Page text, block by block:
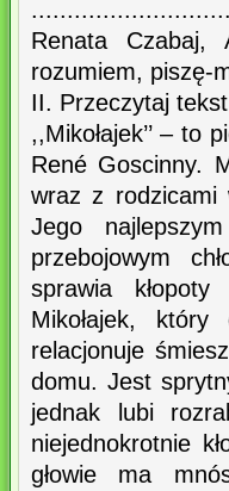
Renata Czabaj,
rozumiem, piszę-
II. Przeczytaj
,,Mikołajek’’ –
René Goscinny.
wraz z rodzicami
Jego
przebojowym
sprawia
Mikołajek,
relacjonuje
domu. Jest
jednak lubi
niejednokrotnie
głowie ma